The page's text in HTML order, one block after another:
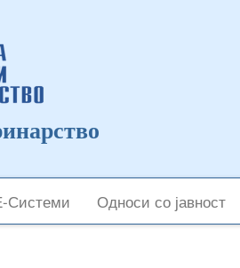
Системи Односи со јавност